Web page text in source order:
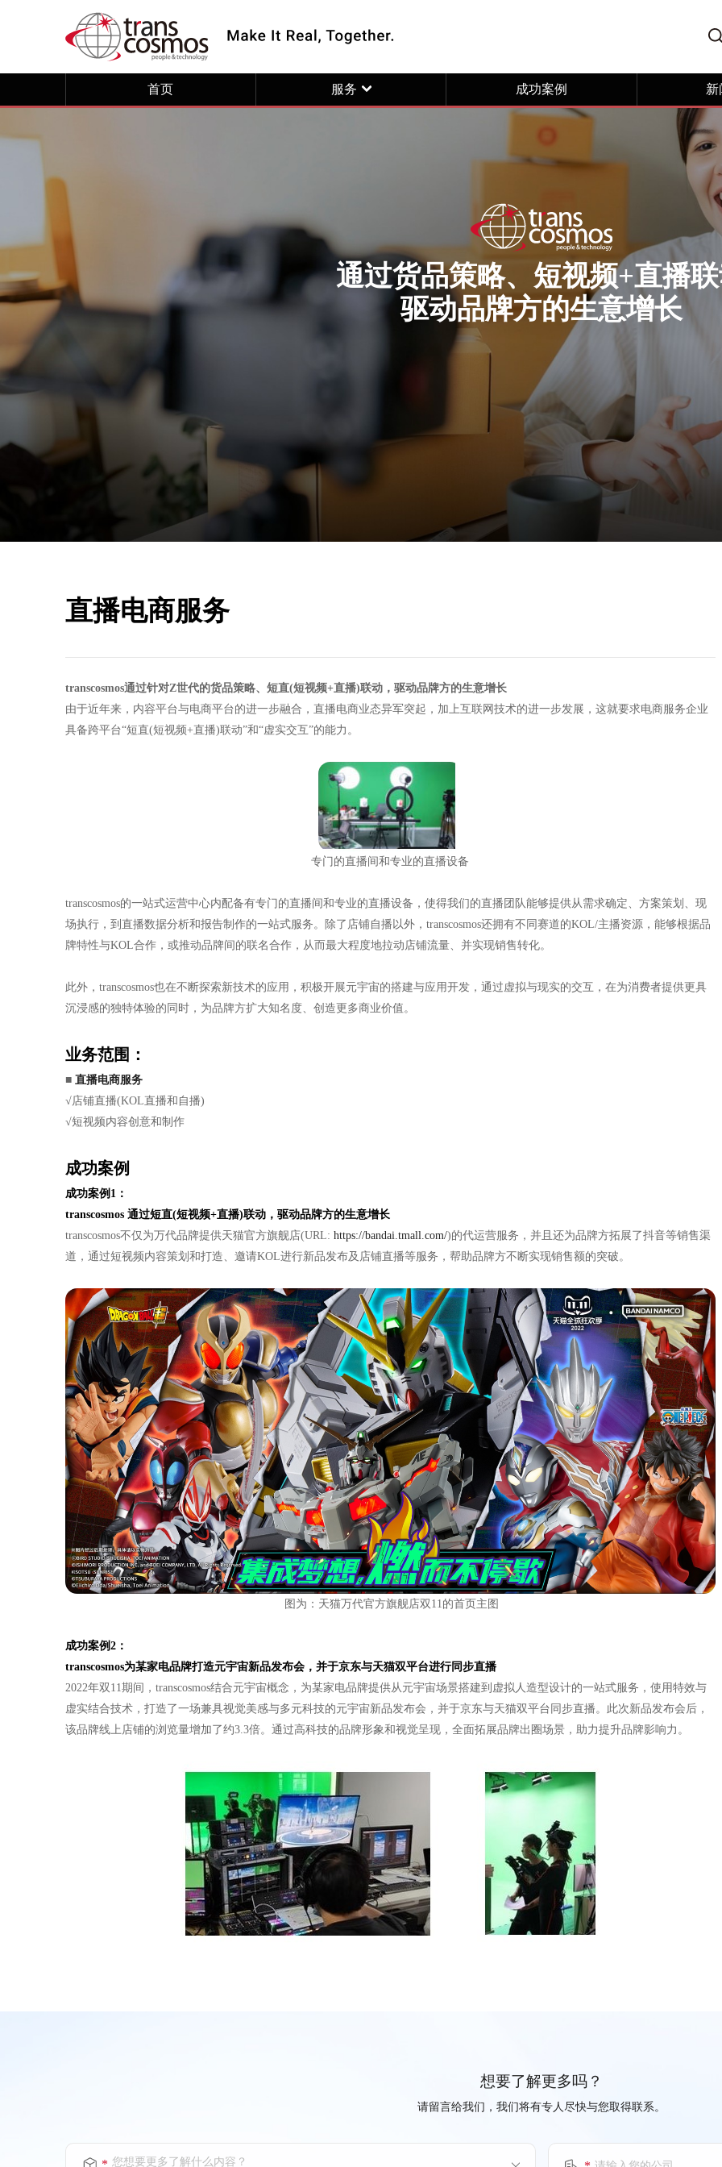
首页 服务 成功案例 新
通过货品策略、短视频+直播
驱动品牌方的生意增长
直播电商服务
transcosmos通过针对Z世代的货品策略、短直(短视频+直播)联动，驱动品牌方的生意增长
由于近年来，内容平台与电商平台的进一步融合，直播电商业态异军突起，加上互联网技术的进一步发展，这就要求电商服务企业
具备跨平台“短直(短视频+直播)联动”和“虚实交互”的能力。
专门的直播间和专业的直播设备
transcosmos的一站式运营中心内配备有专门的直播间和专业的直播设备，使得我们的直播团队能够提供从需求确定、方案策划、现
场执行，到直播数据分析和报告制作的一站式服务。除了店铺自播以外，transcosmos还拥有不同赛道的KOL/主播资源，能够根据品
牌特性与KOL合作，或推动品牌间的联名合作，从而最大程度地拉动店铺流量、并实现销售转化。
此外，transcosmos也在不断探索新技术的应用，积极开展元宇宙的搭建与应用开发，通过虚拟与现实的交互，在为消费者提供更具
沉浸感的独特体验的同时，为品牌方扩大知名度、创造更多商业价值。
业务范围：
■ 直播电商服务
√店铺直播(KOL直播和自播)
√短视频内容创意和制作
成功案例
成功案例1：
transcosmos 通过短直(短视频+直播)联动，驱动品牌方的生意增长
transcosmos不仅为万代品牌提供天猫官方旗舰店(URL: https://bandai.tmall.com/)的代运营服务，并且还为品牌方拓展了抖音等销售渠
道，通过短视频内容策划和打造、邀请KOL进行新品发布及店铺直播等服务，帮助品牌方不断实现销售额的突破。
图为：天猫万代官方旗舰店双11的首页主图
成功案例2：
transcosmos为某家电品牌打造元宇宙新品发布会，并于京东与天猫双平台进行同步直播
2022年双11期间，transcosmos结合元宇宙概念，为某家电品牌提供从元宇宙场景搭建到虚拟人造型设计的一站式服务，使用特效与
虚实结合技术，打造了一场兼具视觉美感与多元科技的元宇宙新品发布会，并于京东与天猫双平台同步直播。此次新品发布会后，
该品牌线上店铺的浏览量增加了约3.3倍。通过高科技的品牌形象和视觉呈现，全面拓展品牌出圈场景，助力提升品牌影响力。
想要了解更多吗？
请留言给我们，我们将有专人尽快与您取得联系。
您想要更多了解什么内容？